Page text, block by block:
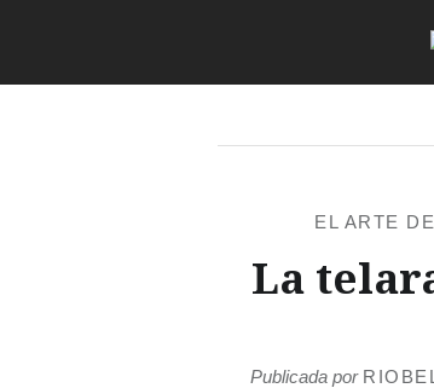
EL ARTE
La
Publicada por